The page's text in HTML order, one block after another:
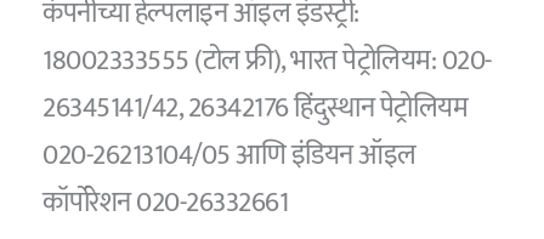
कंपनीच्या हेल्पलाइन ऑइल इंडस्ट्री:
18002333555 (टोल फ्री), भारत पेट्रोलियम: 020-
26345141/42, 26342176 हिंदुस्थान पेट्रोलियम
020-26213104/05 आणि इंडियन ऑइल
कॉर्पोरेशन 020-26332661